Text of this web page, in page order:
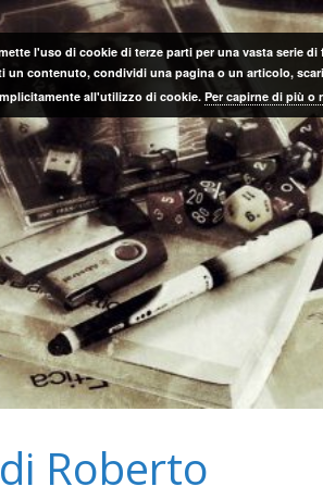
Roberto
l'uso di cookie di terze parti per una vasta serie
un contenuto, condividi una pagina o un articolo,
all'utilizzo di cookie. Per capirne di più o